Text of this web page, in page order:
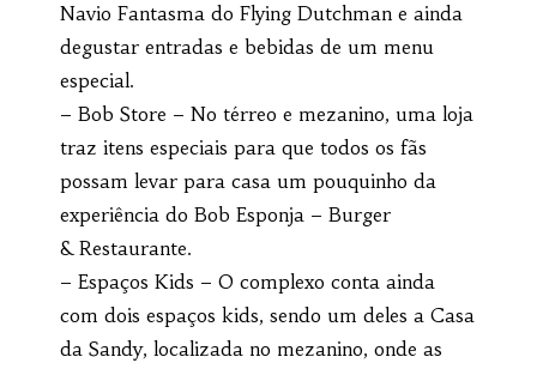
Navio Fantasma do Flying Dutchman e ainda
degustar entradas e bebidas de um menu
especial.
– Bob Store – No térreo e mezanino, uma loja
traz itens especiais para que todos os fãs
possam levar para casa um pouquinho da
experiência do Bob Esponja – Burger
& Restaurante.
– Espaços Kids – O complexo conta ainda
com dois espaços kids, sendo um deles a Casa
da Sandy, localizada no mezanino, onde as